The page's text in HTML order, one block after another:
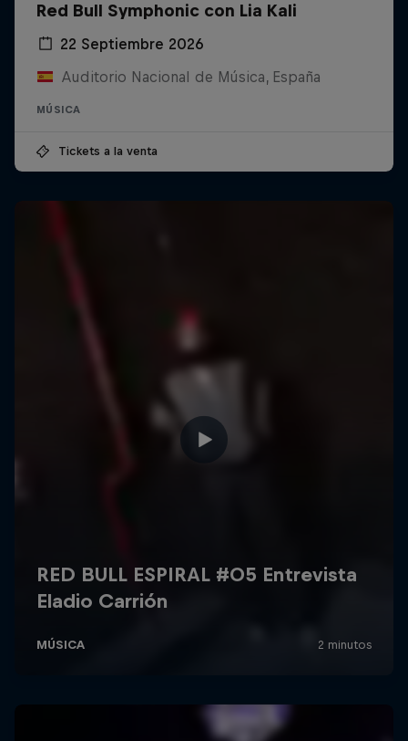
Red Bull Symphonic con Lia Kali
22 Septiembre 2026
Auditorio Nacional de Música, España
MÚSICA
Tickets a la venta